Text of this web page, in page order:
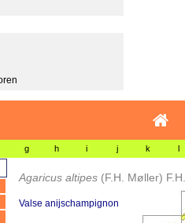
g h i j k l
Agaricus altipes (F.H. Møller)
Valse anijschampignon